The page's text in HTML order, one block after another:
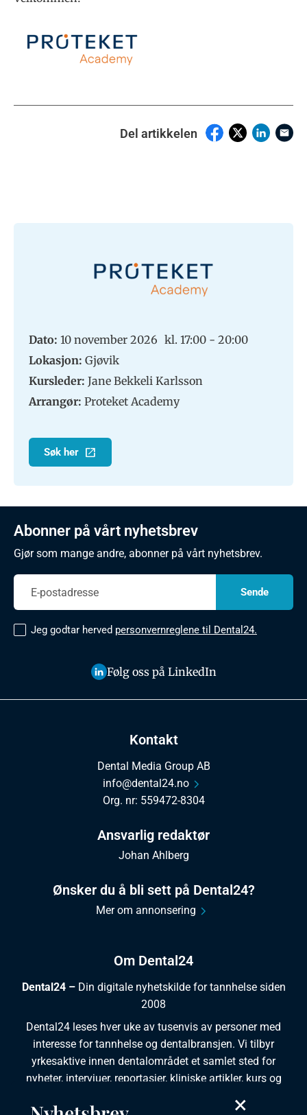
Del artikkelen
Dato: 10 november 2026 kl. 17:00 - 20:00
Lokasjon: Gjøvik
Kursleder: Jane Bekkeli Karlsson
Arrangør: Proteket Academy
Søk her
Om Dental24
Dental24 – Din digitale nyhetskilde for tannhelse siden
2008
Dental24 leses hver uke av tusenvis av personer med
interesse for tannhelse og dentalbransjen. Vi tilbyr
yrkesaktive innen dentalområdet et samlet sted for
nyheter, intervjuer, reportasjer, kliniske artikler, kurs og
Kontakt
Dental Media Group AB
info@dental24.no
Org. nr: 559472-8304
Ansvarlig redaktør
Johan Ahlberg
Ønsker du å bli sett på Dental24?
Mer om annonsering
Abonner på vårt nyhetsbrev
Gjør som mange andre, abonner på vårt nyhetsbrev.
Jeg godtar herved personvernreglene til Dental24.
Følg oss på LinkedIn
×